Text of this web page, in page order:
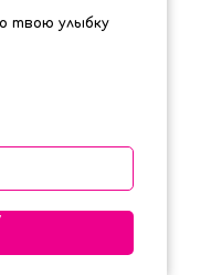
твою улыбку